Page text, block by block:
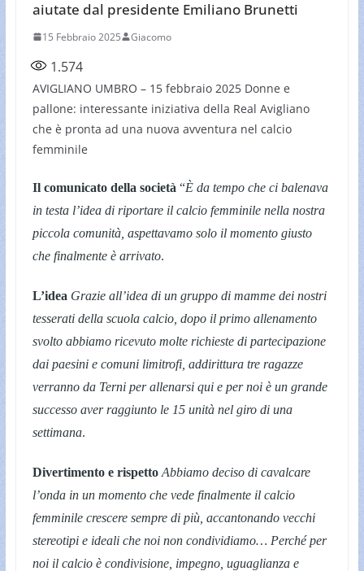
aiutate dal presidente Emiliano Brunetti
15 Febbraio 2025 Giacomo
1.574
AVIGLIANO UMBRO – 15 febbraio 2025 Donne e
pallone: interessante iniziativa della Real Avigliano
che è pronta ad una nuova avventura nel calcio
femminile
Il comunicato della società “È da tempo che ci balenava
in testa l’idea di riportare il calcio femminile nella nostra
piccola comunità, aspettavamo solo il momento giusto
che finalmente è arrivato.
L’idea Grazie all’idea di un gruppo di mamme dei nostri
tesserati della scuola calcio, dopo il primo allenamento
svolto abbiamo ricevuto molte richieste di partecipazione
dai paesini e comuni limitrofi, addirittura tre ragazze
verranno da Terni per allenarsi qui e per noi è un grande
successo aver raggiunto le 15 unità nel giro di una
settimana.
Divertimento e rispetto Abbiamo deciso di cavalcare
l’onda in un momento che vede finalmente il calcio
femminile crescere sempre di più, accantonando vecchi
stereotipi e ideali che noi non condividiamo… Perché per
noi il calcio è condivisione, impegno, uguaglianza e